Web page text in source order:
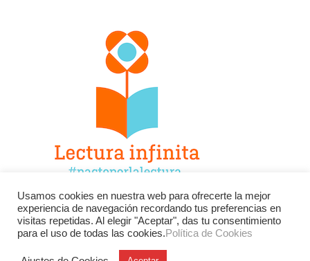
Facebook Twitter
Instagram
YouTube
LinkedIn Contacto
Usamos cookies en nuestra web para ofrecerte la mejor
experiencia de navegación recordando tus preferencias en
visitas repetidas. Al elegir "Aceptar", das tu consentimiento
para el uso de todas las cookies.Política de Cookies